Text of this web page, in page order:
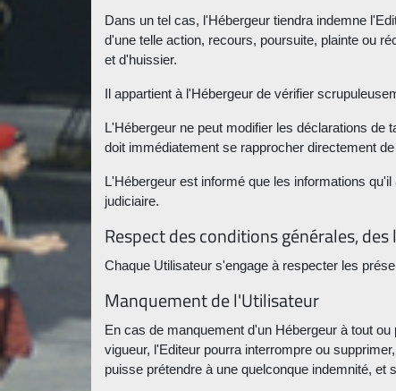
Dans un tel cas, l'Hébergeur tiendra indemne
d'une telle action, recours, poursuite, plainte ou
et d'huissier.
Il appartient à l'Hébergeur de vérifier
L'Hébergeur ne peut modifier les déclarations de
doit immédiatement se rapprocher directement
L'Hébergeur est informé que les informations
judiciaire.
Respect des conditions générales,
Chaque Utilisateur s'engage à respecter les
Manquement de l'Utilisateur
En cas de manquement d'un Hébergeur à tout
vigueur, l'Editeur pourra interrompre ou
puisse prétendre à une quelconque indemnité,